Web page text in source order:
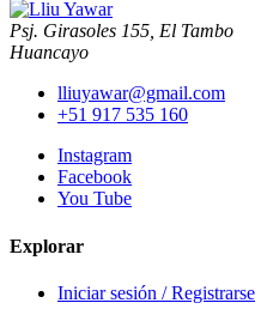
Psj. Girasoles 155, El Tambo
Huancayo
lliuyawar@gmail.com
+51 917 535 160
Instagram
Facebook
You Tube
Explorar
Iniciar sesión / Registrarse